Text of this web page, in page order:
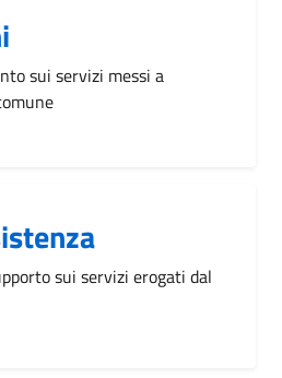
sui servizi messi a
sui servizi erogati dal